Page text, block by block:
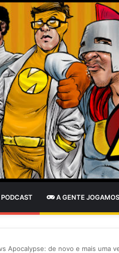
A GENTE JOGAMOS
Apocalypse: de novo e mais uma